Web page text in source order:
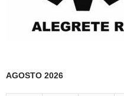
AGOSTO 2026